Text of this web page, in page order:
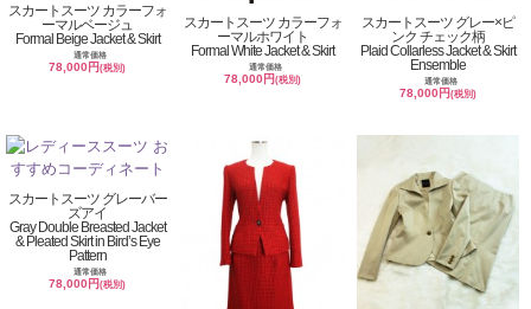
スカートスーツ カラーフォ
ーマルベージュ
Formal Beige Jacket & Skirt
通常価格
78,000円(税別)
スカートスーツ カラーフォ
ーマルホワイト
Formal White Jacket & Skirt
通常価格
78,000円(税別)
スカートスーツ グレー×ピ
ンク チェック柄
Plaid Collarless Jacket & Skirt
Ensemble
通常価格
78,000円(税別)
スカートスーツ グレーバー
ズアイ
Gray Double Breasted Jacket
& Pleated Skirt in Bird’s Eye
Pattern
通常価格
78,000円(税別)